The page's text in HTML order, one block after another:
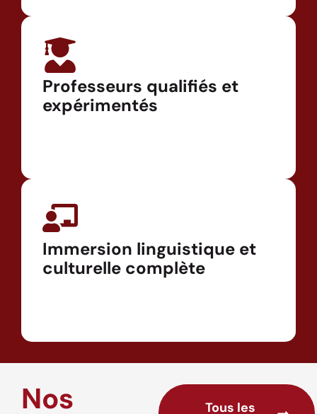
Professeurs qualifiés et
expérimentés
Immersion linguistique et
culturelle complète
Nos Tous les